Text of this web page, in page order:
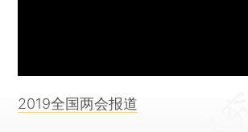
2019全国两会报道